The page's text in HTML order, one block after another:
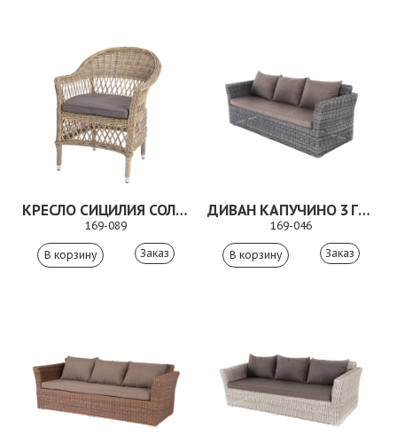
КРЕСЛО СИЦИЛИЯ СОЛОМЕННЫЙ
169-089
Заказ
ДИВАН КАПУЧИНО 3 ГРАФИТ
169-046
Заказ